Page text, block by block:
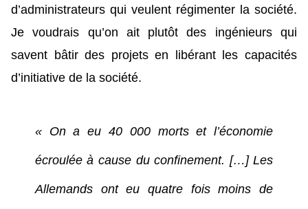
d’administrateurs qui veulent régimenter la société.
Je voudrais qu’on ait plutôt des ingénieurs qui
savent bâtir des projets en libérant les capacités
d’initiative de la société.
« On a eu 40 000 morts et l’économie
écroulée à cause du confinement. […] Les
Allemands ont eu quatre fois moins de